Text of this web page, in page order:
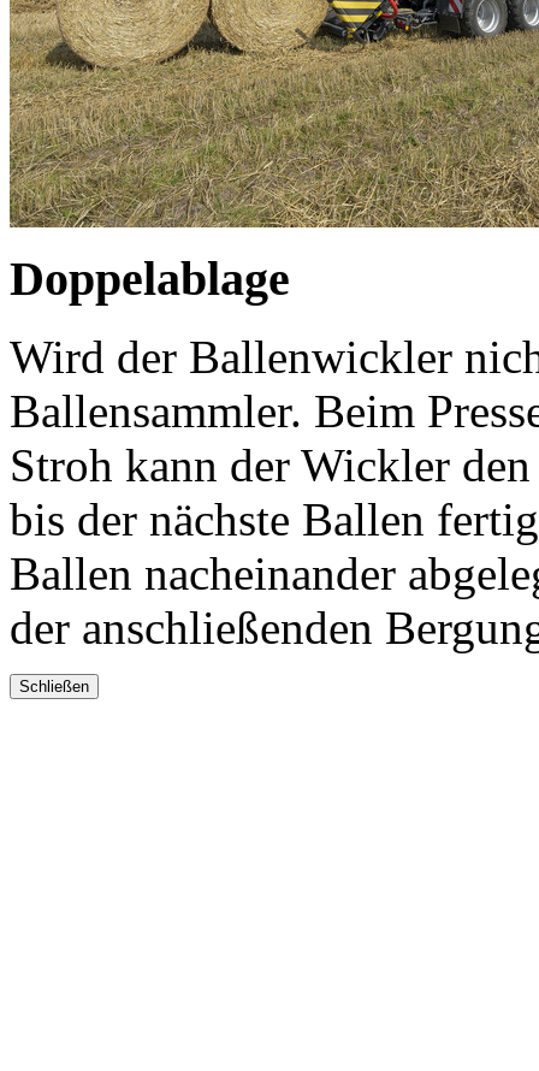
Doppelablage
Wird der Ballenwickler
Ballensammler. Beim
Stroh kann der Wickler
bis der nächste Ballen
Ballen nacheinander
der anschließenden
Schließen